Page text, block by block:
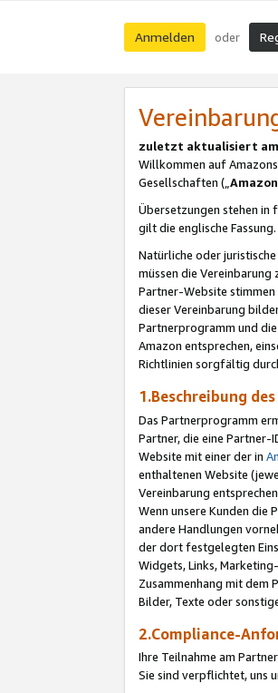
Anmelden oder
zuletzt aktualisiert am
Willkommen auf
Gesellschaften („Amazon
Übersetzungen stehen in
gilt die englische Fassung.
Natürliche oder
müssen die
Partner-Website stimmen
dieser Vereinbarung
Partnerprogramm und
Amazon entsprechen,
Richtlinien sorgfältig
1.Beschreibung
Das Partnerprogramm
Partner, die eine Partner-
Website mit einer der in
enthaltenen Website
Vereinbarung
Wenn unsere Kunden die
andere Handlungen
der dort festgelegten
Widgets, Links,
Zusammenhang mit dem
Bilder, Texte oder
2.Compliance-
Ihre Teilnahme am
Sie sind verpflichtet, uns